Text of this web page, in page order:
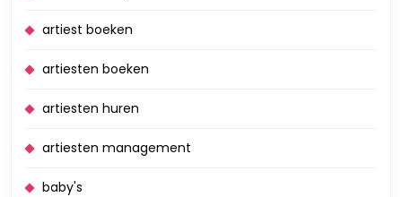
artiest boeken
artiesten boeken
artiesten huren
artiesten management
baby's